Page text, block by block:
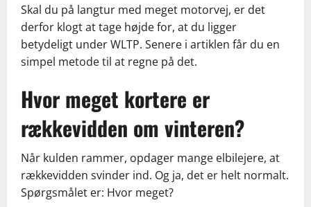
Skal du på langtur med meget motorvej, er det
derfor klogt at tage højde for, at du ligger
betydeligt under WLTP. Senere i artiklen får du en
simpel metode til at regne på det.
Hvor meget kortere er
rækkevidden om vinteren?
Når kulden rammer, opdager mange elbilejere, at
rækkevidden svinder ind. Og ja, det er helt normalt.
Spørgsmålet er: Hvor meget?